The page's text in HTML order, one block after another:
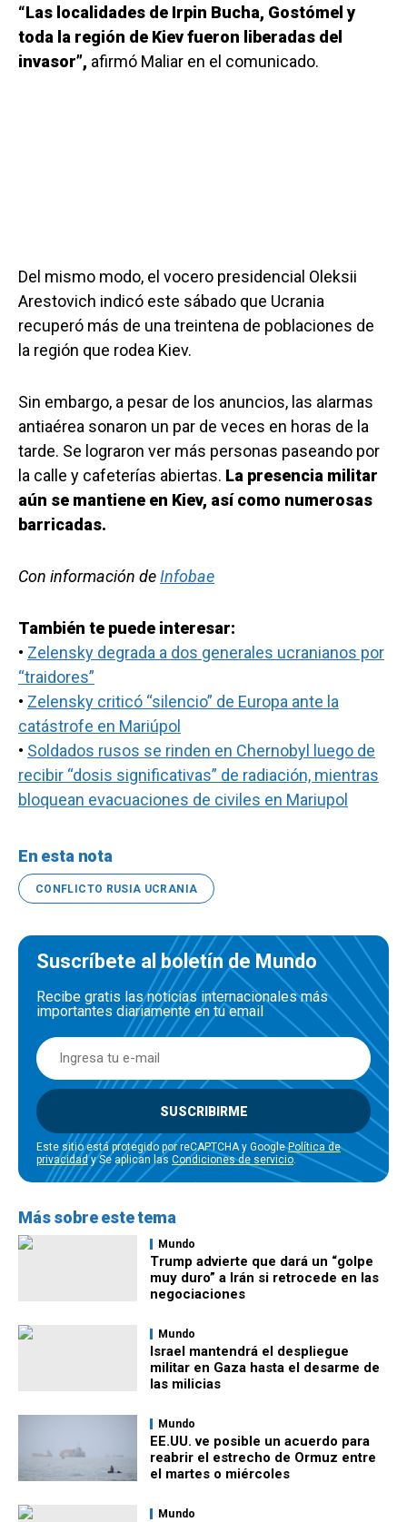
“Las localidades de Irpin Bucha, Gostómel y
toda la región de Kiev fueron liberadas del
invasor”, afirmó Maliar en el comunicado.
Del mismo modo, el vocero presidencial Oleksii
Arestovich indicó este sábado que Ucrania
recuperó más de una treintena de poblaciones de
la región que rodea Kiev.
Sin embargo, a pesar de los anuncios, las alarmas
antiaérea sonaron un par de veces en horas de la
tarde. Se lograron ver más personas paseando por
la calle y cafeterías abiertas. La presencia militar
aún se mantiene en Kiev, así como numerosas
barricadas.
Con información deInfobae
También te puede interesar:
• Zelensky degrada a dos generales ucranianos por
“traidores”
• Zelensky criticó “silencio” de Europa ante la
catástrofe en Mariúpol
• Soldados rusos se rinden en Chernobyl luego de
recibir “dosis significativas” de radiación, mientras
bloquean evacuaciones de civiles en Mariupol
En esta nota
CONFLICTO RUSIA UCRANIA
Suscríbete al boletín de Mundo
Recibe gratis las noticias internacionales más
importantes diariamente en tu email
SUSCRIBIRME
Este sitio está protegido por reCAPTCHA y GooglePolítica de
privacidady Se aplican las Condiciones de servicio.
Más sobre este tema
Mundo
Trump advierte que dará un “golpe
muy duro” a Irán si retrocede en las
negociaciones
Mundo
Israel mantendrá el despliegue
militar en Gaza hasta el desarme de
las milicias
Mundo
EE.UU. ve posible un acuerdo para
reabrir el estrecho de Ormuz entre
el martes o miércoles
Mundo